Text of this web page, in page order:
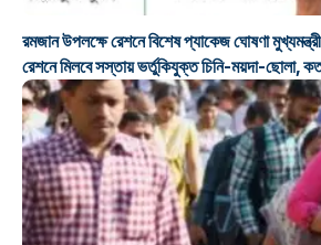
রমজান উপলক্ষে রেশনে বিশেষ প্যাকেজ ঘোষণা
রেশনে মিলবে সস্তায় ভর্তুকিযুক্ত চিনি-ময়দা-ছোলা,